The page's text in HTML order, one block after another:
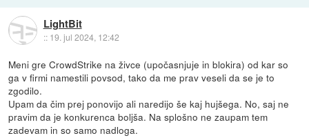
LightBit
:: 19. jul 2024, 12:42
Meni gre CrowdStrike na živce (upočasnjuje in blokira) od kar so
ga v firmi namestili povsod, tako da me prav veseli da se je to
zgodilo.
Upam da čim prej ponovijo ali naredijo še kaj hujšega. No, saj ne
pravim da je konkurenca boljša. Na splošno ne zaupam tem
zadevam in so samo nadloga.